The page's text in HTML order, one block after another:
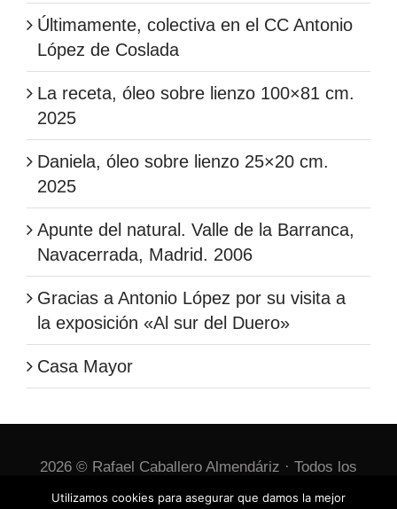
Últimamente, colectiva en el CC Antonio
López de Coslada
La receta, óleo sobre lienzo 100×81 cm.
2025
Daniela, óleo sobre lienzo 25×20 cm.
2025
Apunte del natural. Valle de la Barranca,
Navacerrada, Madrid. 2006
Gracias a Antonio López por su visita a
la exposición «Al sur del Duero»
Casa Mayor
2026 © Rafael Caballero Almendáriz · Todos los
derechos reservados ·
Política de cookies
Utilizamos cookies para asegurar que damos la mejor